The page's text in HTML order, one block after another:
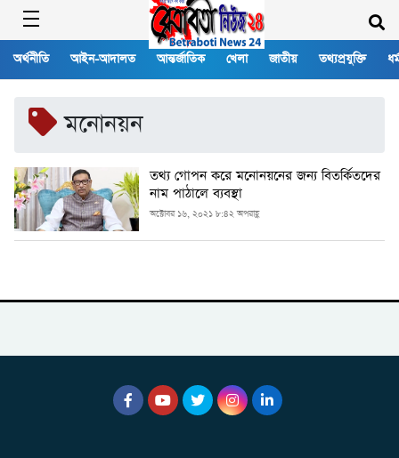
অর্থনীতি আইন-আদালত আন্তর্জাতিক খেলা জাতীয় তথ্যপ্রযুক্তি
মনোনয়ন
তথ্য গোপন করে মনোনয়নের জন্য বিতর্কিতদের
নাম পাঠালে ব্যবস্থা
অক্টোবর ১৬, ২০২১ ৮:৪২ অপরাহ্ণ